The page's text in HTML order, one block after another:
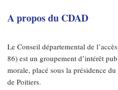
A propos du CDAD
Le Conseil départemental de
86) est un groupement d’intérêt
morale, placé sous la présidence
de Poitiers.